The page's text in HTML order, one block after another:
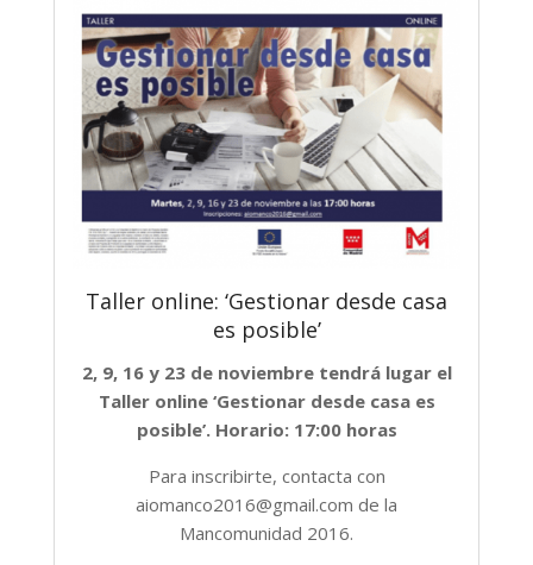
Taller online: ‘Gestionar desde casa
es posible’
2, 9, 16 y 23 de noviembre tendrá lugar el
Taller online ‘Gestionar desde casa es
posible’. Horario: 17:00 horas
Para inscribirte, contacta con
aiomanco2016@gmail.com de la
Mancomunidad 2016.